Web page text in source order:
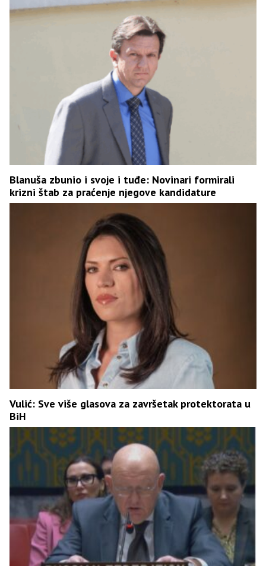
Blanuša zbunio i svoje i tuđe: Novinari formirali
krizni štab za praćenje njegove kandidature
Vulić: Sve više glasova za završetak protektorata u
BiH